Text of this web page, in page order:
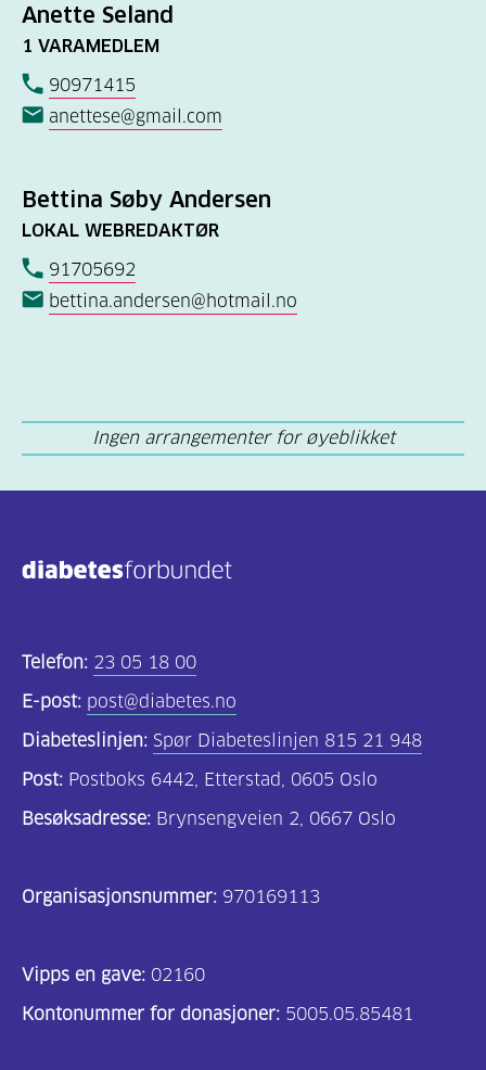
Anette Seland
1 VARAMEDLEM
90971415
anettese@gmail.com
Bettina Søby Andersen
LOKAL WEBREDAKTØR
91705692
bettina.andersen@hotmail.no
Ingen arrangementer for øyeblikket
Telefon: 23 05 18 00
E-post: post@diabetes.no
Diabeteslinjen: Spør Diabeteslinjen 815 21 948
Post: Postboks 6442, Etterstad, 0605 Oslo
Besøksadresse: Brynsengveien 2, 0667 Oslo
Organisasjonsnummer: 970169113
Vipps en gave: 02160
Kontonummer for donasjoner: 5005.05.85481